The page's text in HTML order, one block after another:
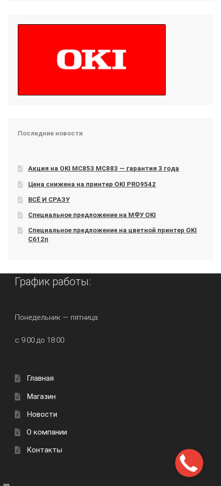
Последние новости
Акция на OKI МС853 МС883 — гарантия 3 года
Цена снижена на принтер OKI PRO9542
ВСЁ И СРАЗУ
Специальное предложение на МФУ OKI
Специальное предложение на цветной принтер OKI
C612n
График работы:
Понедельник — пятница:
с 9:00 до 18:00
Главная
Магазин
Новости
О компании
Контакты